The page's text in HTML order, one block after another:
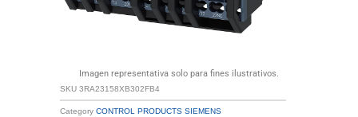
Imagen representativa solo para fines ilustrativos.
SKU 3RA23158XB302FB4
Category CONTROL PRODUCTS SIEMENS